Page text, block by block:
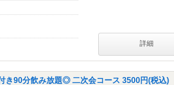
詳細
90分飲み放題◎ 二次会コース 3500円(税込)